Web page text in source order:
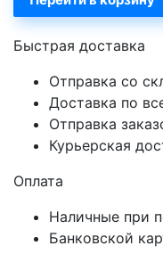
Быстрая доставка
Отправка со
Доставка по
Отправка
Курьерская
Оплата
Наличные при
Банковской